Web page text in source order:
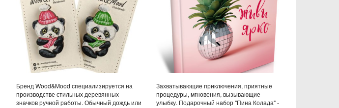
Бренд Wood&Mood специализируется на
производстве стильных деревянных
значков ручной работы. Обычный дождь или
Захватывающие приключения, приятные
процедуры, мгновения, вызывающие
улыбку. Подарочный набор "Пина Колада" -